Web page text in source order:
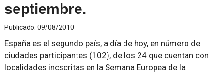
septiembre.
Publicado: 09/08/2010
España es el segundo país, a día de hoy, en número de
ciudades participantes (102), de los 24 que cuentan con
localidades incscritas en la Semana Europea de la